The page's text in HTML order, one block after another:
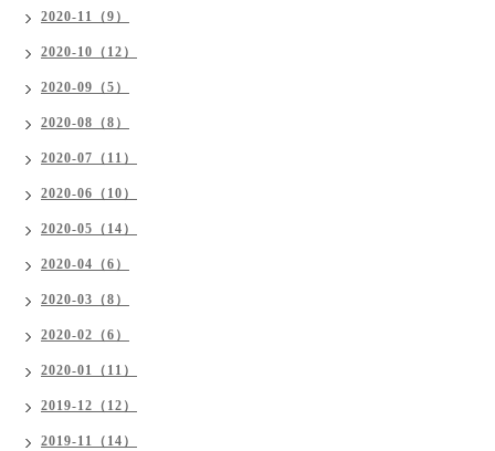
2020-11（9）
2020-10（12）
2020-09（5）
2020-08（8）
2020-07（11）
2020-06（10）
2020-05（14）
2020-04（6）
2020-03（8）
2020-02（6）
2020-01（11）
2019-12（12）
2019-11（14）